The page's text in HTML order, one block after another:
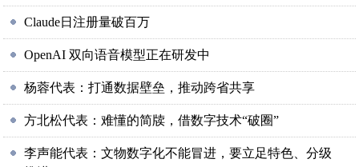
Claude日注册量破百万
OpenAI 双向语音模型正在研发中
杨蓉代表：打通数据壁垒，推动跨省共享
方北松代表：难懂的简牍，借数字技术“破圈”
李声能代表：文物数字化不能冒进，要立足特色、分级